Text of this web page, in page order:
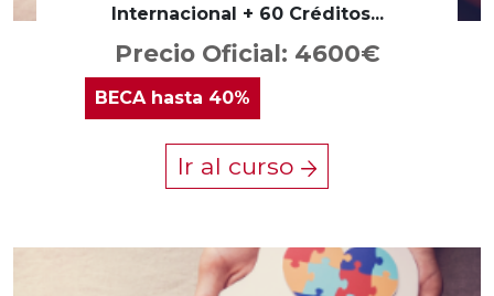
Internacional + 60 Créditos...
Precio Oficial: 4600€
BECAhasta 40%
Ir al curso